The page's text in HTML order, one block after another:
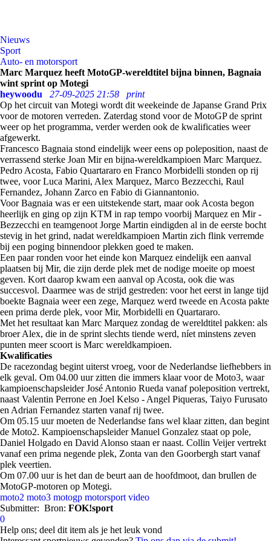
Nieuws
Sport
Auto- en motorsport
Marc Marquez heeft MotoGP-wereldtitel bijna binnen, Bagnaia
wint sprint op Motegi
heywoodu
27-09-2025 21:58
print
Op het circuit van Motegi wordt dit weekeinde de Japanse Grand Prix
voor de motoren verreden. Zaterdag stond voor de MotoGP de sprint
weer op het programma, verder werden ook de kwalificaties weer
afgewerkt.
Francesco Bagnaia stond eindelijk weer eens op poleposition, naast de
verrassend sterke Joan Mir en bijna-wereldkampioen Marc Marquez.
Pedro Acosta, Fabio Quartararo en Franco Morbidelli stonden op rij
twee, voor Luca Marini, Alex Marquez, Marco Bezzecchi, Raul
Fernandez, Johann Zarco en Fabio di Giannantonio.
Voor Bagnaia was er een uitstekende start, maar ook Acosta begon
heerlijk en ging op zijn KTM in rap tempo voorbij Marquez en Mir -
Bezzecchi en teamgenoot Jorge Martin eindigden al in de eerste bocht
stevig in het grind, nadat wereldkampioen Martin zich flink verremde
bij een poging binnendoor plekken goed te maken.
Een paar ronden voor het einde kon Marquez eindelijk een aanval
plaatsen bij Mir, die zijn derde plek met de nodige moeite op moest
geven. Kort daarop kwam een aanval op Acosta, ook die was
succesvol. Daarmee was de strijd gestreden: voor het eerst in lange tijd
boekte Bagnaia weer een zege, Marquez werd tweede en Acosta pakte
een prima derde plek, voor Mir, Morbidelli en Quartararo.
Met het resultaat kan Marc Marquez zondag de wereldtitel pakken: als
broer Alex, die in de sprint slechts tiende werd, níet minstens zeven
punten meer scoort is Marc wereldkampioen.
Kwalificaties
De racezondag begint uiterst vroeg, voor de Nederlandse liefhebbers in
elk geval. Om 04.00 uur zitten die immers klaar voor de Moto3, waar
kampioenschapsleider José Antonio Rueda vanaf poleposition vertrekt,
naast Valentin Perrone en Joel Kelso - Angel Piqueras, Taiyo Furusato
en Adrian Fernandez starten vanaf rij twee.
Om 05.15 uur moeten de Nederlandse fans wel klaar zitten, dan begint
de Moto2. Kampioenschapsleider Manuel Gonzalez staat op pole,
Daniel Holgado en David Alonso staan er naast. Collin Veijer vertrekt
vanaf een prima negende plek, Zonta van den Goorbergh start vanaf
plek veertien.
Om 07.00 uur is het dan de beurt aan de hoofdmoot, dan brullen de
MotoGP-motoren op Motegi.
moto2 moto3 motogp motorsport video
Submitter: Bron: FOK!sport
0
Help ons; deel dit item als je het leuk vond